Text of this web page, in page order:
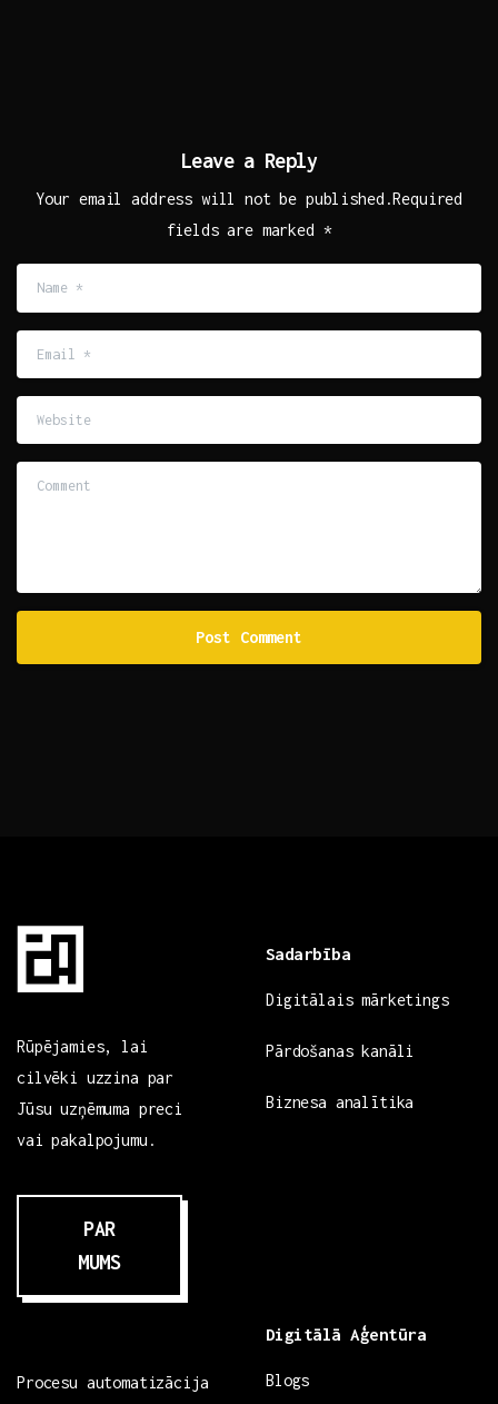
Leave a Reply
Your email address will not be published.Required
fields are marked *
*
Website
Rūpējamies, lai
cilvēki uzzina par
Jūsu uzņēmuma preci
vai pakalpojumu.
PAR
MUMS
Sadarbība
Digitālais mārketings
Pārdošanas kanāli
Biznesa analītika
Procesu automatizācija
Digitālā Aģentūra
Blogs